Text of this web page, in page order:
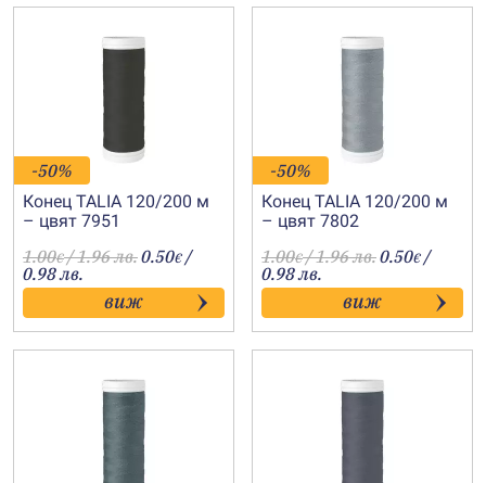
-50%
Конец TALIA 120/200 м
– цвят 7951
1.00€/ 1.96 лв.0.50€ /
0.98 лв.
виж
-50%
Конец TALIA 120/200 м
– цвят 7802
1.00€/ 1.96 лв.0.50€ /
0.98 лв.
виж